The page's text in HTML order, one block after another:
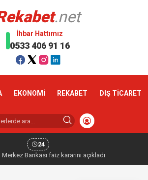
.net
İhbar Hattımız
0533 406 91 16
EKONOMİ REKABET DIŞ TİCARET
24
Merkez Bankası faiz kararını açıkladı